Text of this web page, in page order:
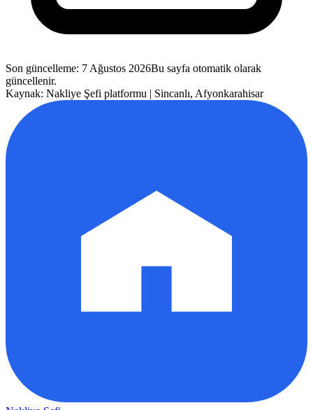
Son güncelleme: 7 Ağustos 2026Bu sayfa otomatik olarak
güncellenir.
Kaynak: Nakliye Şefi platformu | Sincanlı, Afyonkarahisar